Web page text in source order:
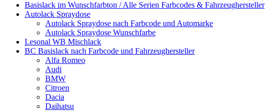
Basislack im Wunschfarbton / Alle Serien Farbcodes & Fahrzeughersteller
Autolack Spraydose
Autolack Spraydose nach Farbcode und Automarke
Autolack Spraydose Wunschfarbe
Lesonal WB Mischlack
BC Basislack nach Farbcode und Fahrzeughersteller
Alfa Romeo
Audi
BMW
Citroen
Dacia
Daihatsu